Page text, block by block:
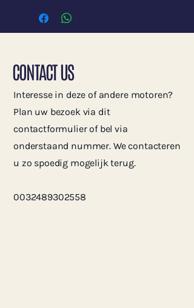
CONTACT US
Interesse in deze of andere motoren?
Plan uw bezoek via dit
contactformulier of bel via
onderstaand nummer. We contacteren
u zo spoedig mogelijk terug.
0032489302558